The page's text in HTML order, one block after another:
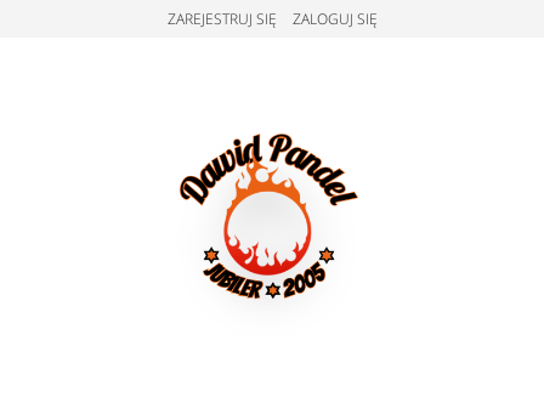
ZAREJESTRUJ SIĘ ZALOGUJ SIĘ